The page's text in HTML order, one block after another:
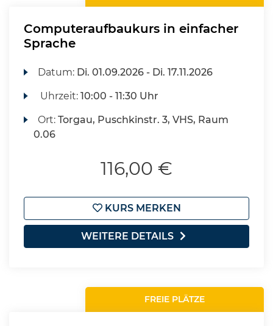
Computeraufbaukurs in einfacher
Sprache
Datum: Di. 01.09.2026 - Di. 17.11.2026
Uhrzeit:10:00 - 11:30 Uhr
Ort:Torgau, Puschkinstr. 3, VHS, Raum
0.06
116,00 €
KURS MERKEN
WEITERE DETAILS
FREIE PLÄTZE